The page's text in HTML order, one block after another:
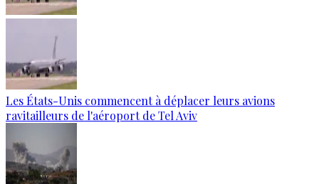
Les États-Unis commencent à déplacer leurs avions
ravitailleurs de l'aéroport de Tel Aviv